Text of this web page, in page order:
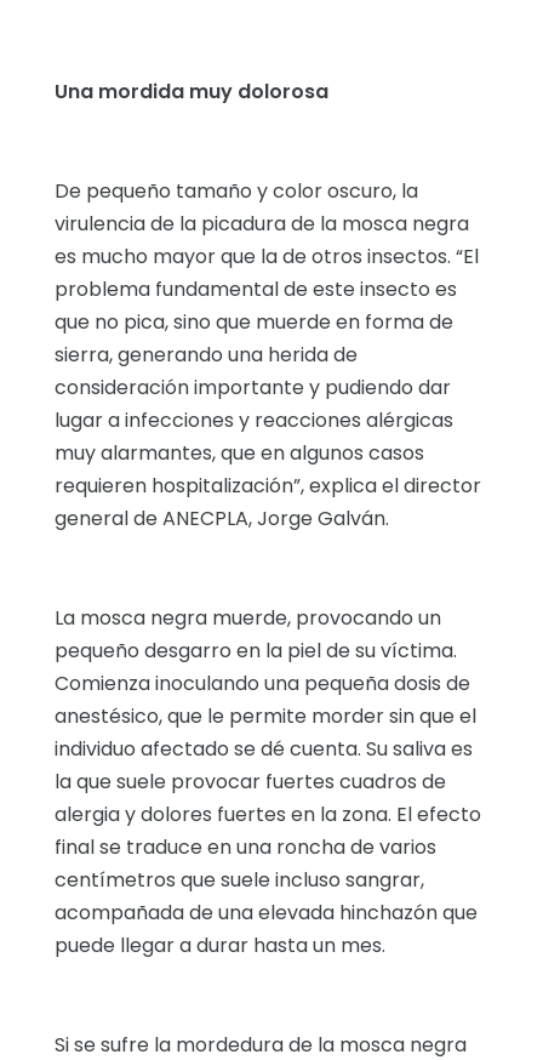
Una mordida muy dolorosa
De pequeño tamaño y color oscuro, la
virulencia de la picadura de la mosca negra
es mucho mayor que la de otros insectos. “El
problema fundamental de este insecto es
que no pica, sino que muerde en forma de
sierra, generando una herida de
consideración importante y pudiendo dar
lugar a infecciones y reacciones alérgicas
muy alarmantes, que en algunos casos
requieren hospitalización”, explica el director
general de ANECPLA, Jorge Galván.
La mosca negra muerde, provocando un
pequeño desgarro en la piel de su víctima.
Comienza inoculando una pequeña dosis de
anestésico, que le permite morder sin que el
individuo afectado se dé cuenta. Su saliva es
la que suele provocar fuertes cuadros de
alergia y dolores fuertes en la zona. El efecto
final se traduce en una roncha de varios
centímetros que suele incluso sangrar,
acompañada de una elevada hinchazón que
puede llegar a durar hasta un mes.
Si se sufre la mordedura de la mosca negra